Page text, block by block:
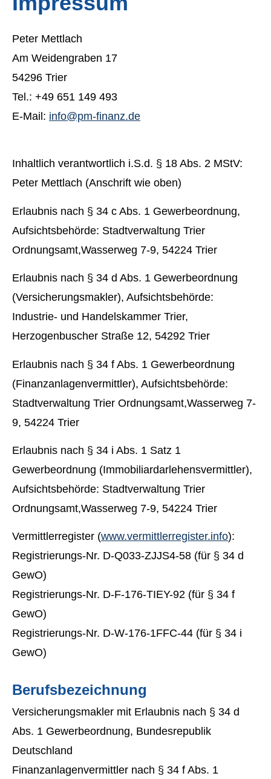
Peter Mettlach
Am Weidengraben 17
54296 Trier
Tel.: +49 651 149 493
E-Mail: info@pm-finanz.de
Inhaltlich verantwortlich i.S.d. § 18 Abs. 2 MStV:
Peter Mettlach (Anschrift wie oben)
Erlaubnis nach § 34 c Abs. 1 Gewerbeordnung,
Aufsichtsbehörde: Stadtverwaltung Trier
Ordnungsamt,Wasserweg 7-9, 54224 Trier
Erlaubnis nach § 34 d Abs. 1 Gewerbeordnung
(Ver­sicherungs­makler), Aufsichtsbehörde:
Industrie- und Handelskammer Trier,
Herzogenbuscher Straße 12, 54292 Trier
Erlaubnis nach § 34 f Abs. 1 Gewerbeordnung
(Finanzanlagenvermittler), Aufsichtsbehörde:
Stadtverwaltung Trier Ordnungsamt,Wasserweg 7-
9, 54224 Trier
Erlaubnis nach § 34 i Abs. 1 Satz 1
Gewerbeordnung (Immobiliardarlehensvermittler),
Aufsichtsbehörde: Stadtverwaltung Trier
Ordnungsamt,Wasserweg 7-9, 54224 Trier
Vermittlerregister (www.vermittlerregister.info):
Registrierungs-Nr. D-Q033-ZJJS4-58 (für § 34 d
GewO)
Registrierungs-Nr. D-F-176-TIEY-92 (für § 34 f
GewO)
Registrierungs-Nr. D-W-176-1FFC-44 (für § 34 i
GewO)
Berufsbezeichnung
Ver­sicherungs­makler mit Erlaubnis nach § 34 d
Abs. 1 Gewerbeordnung, Bundesrepublik
Deutschland
Finanzanlagenvermittler nach § 34 f Abs. 1